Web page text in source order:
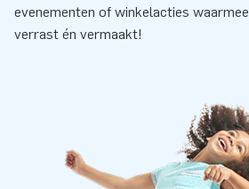
evenementen of winkelacties
verrast én vermaakt!